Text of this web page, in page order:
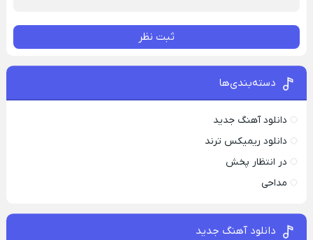
ثبت نظر
دسته‌بندی‌ها
دانلود آهنگ جدید
دانلود ریمیکس ترند
در انتظار پخش
مداحی
دانلود آهنگ جدید